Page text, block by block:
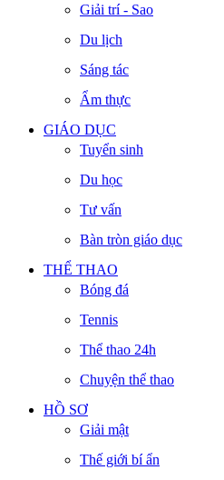
Giải trí - Sao
Du lịch
Sáng tác
Ẩm thực
GIÁO DỤC
Tuyển sinh
Du học
Tư vấn
Bàn tròn giáo dục
THỂ THAO
Bóng đá
Tennis
Thể thao 24h
Chuyện thể thao
HỒ SƠ
Giải mật
Thế giới bí ẩn